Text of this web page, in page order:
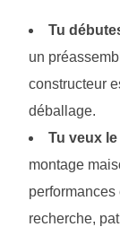
Tu
un
constructeur
déballage.
Tu veux
montage
recherche,